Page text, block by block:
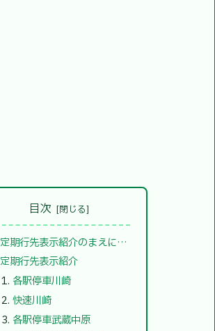
目次
定期行先表示紹介のまえに…
定期行先表示紹介
各駅停車川崎
快速川崎
各駅停車武蔵中原